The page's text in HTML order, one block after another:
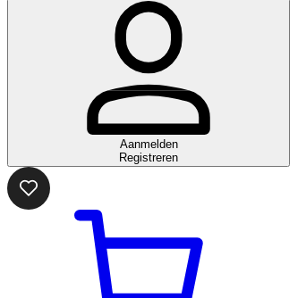
Aanmelden
Registreren